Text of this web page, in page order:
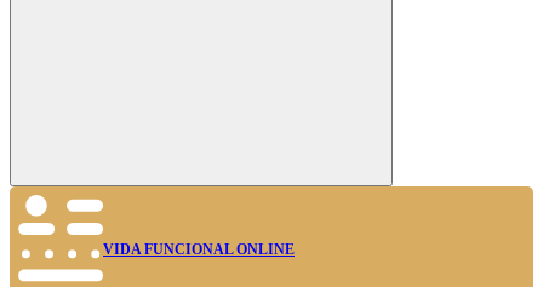
Buscar
VIDA FUNCIONAL ONLINE